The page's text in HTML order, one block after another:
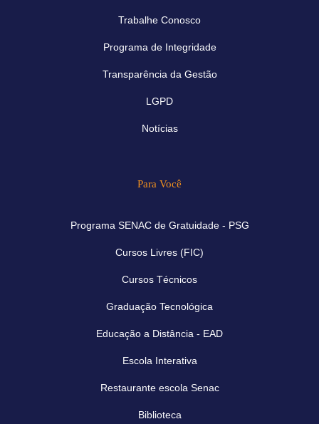
Trabalhe Conosco
Programa de Integridade
Transparência da Gestão
LGPD
Notícias
Para Você
Programa SENAC de Gratuidade - PSG
Cursos Livres (FIC)
Cursos Técnicos
Graduação Tecnológica
Educação a Distância - EAD
Escola Interativa
Restaurante escola Senac
Biblioteca